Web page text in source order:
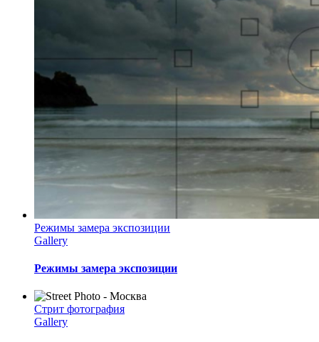
Режимы замера экспозиции
Gallery
Режимы замера экспозиции
Стрит фотография
Gallery